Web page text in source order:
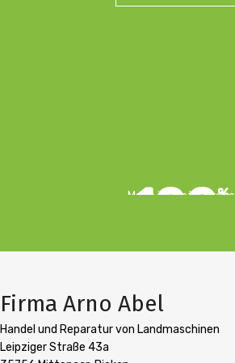
100%
Made in East-Europe
Firma Arno Abel
Handel und Reparatur von Landmaschinen
Leipziger Straße 43a